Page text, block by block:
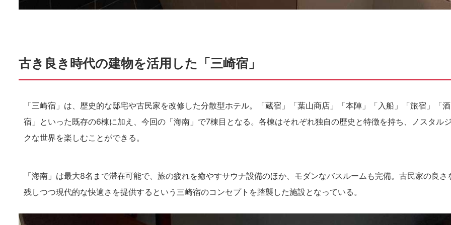
古き良き時代の建物を活用した「三崎宿」
「三崎宿」は、歴史的な邸宅や古民家を改修した分散型ホテル。「蔵宿」「葉山商店」「本陣」「入船」「旅宿」「酒
宿」といった既存の6棟に加え、今回の「海南」で7棟目となる。各棟はそれぞれ独自の歴史と特徴を持ち、ノスタル
クな世界を楽しむことができる。
「海南」は最大8名まで滞在可能で、旅の疲れを癒やすサウナ設備のほか、モダンなバスルームも完備。古民家の良さ
残しつつ現代的な快適さを提供するという三崎宿のコンセプトを踏襲した施設となっている。